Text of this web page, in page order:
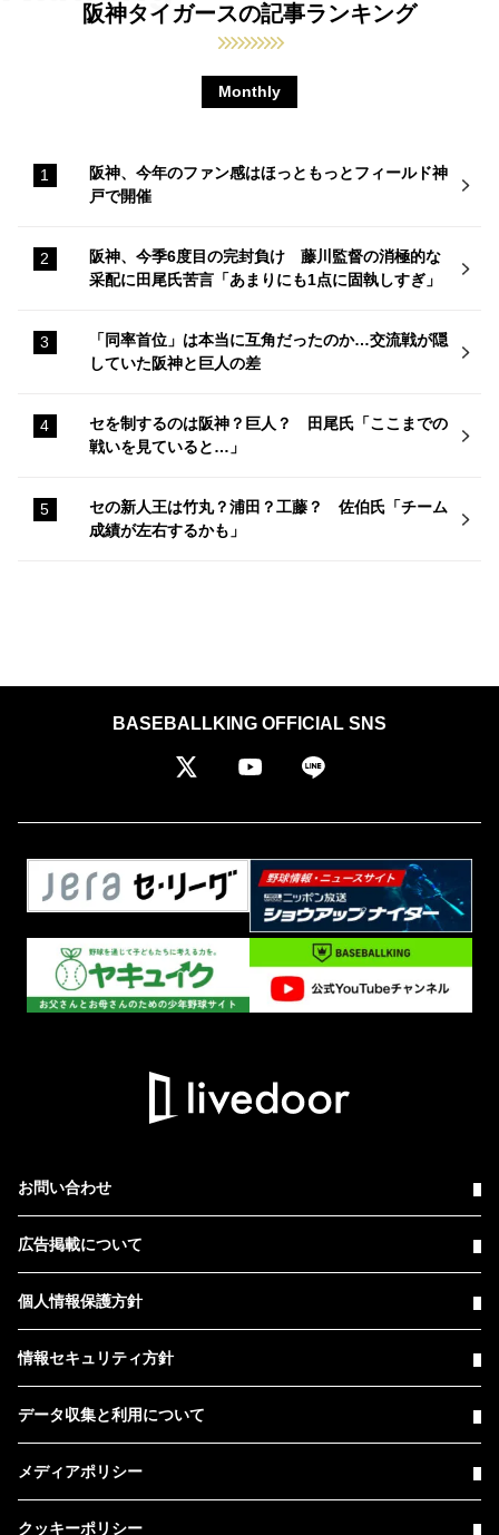
阪神タイガースの記事ランキング
Monthly
阪神、今年のファン感はほっともっとフィールド神
戸で開催
阪神、今季6度目の完封負け 藤川監督の消極的な
采配に田尾氏苦言「あまりにも1点に固執しすぎ」
「同率首位」は本当に互角だったのか…交流戦が隠
していた阪神と巨人の差
セを制するのは阪神？巨人？ 田尾氏「ここまでの
戦いを見ていると…」
セの新人王は竹丸？浦田？工藤？ 佐伯氏「チーム
成績が左右するかも」
BASEBALLKING OFFICIAL SNS
お問い合わせ
広告掲載について
個人情報保護方針
情報セキュリティ方針
データ収集と利用について
メディアポリシー
クッキーポリシー